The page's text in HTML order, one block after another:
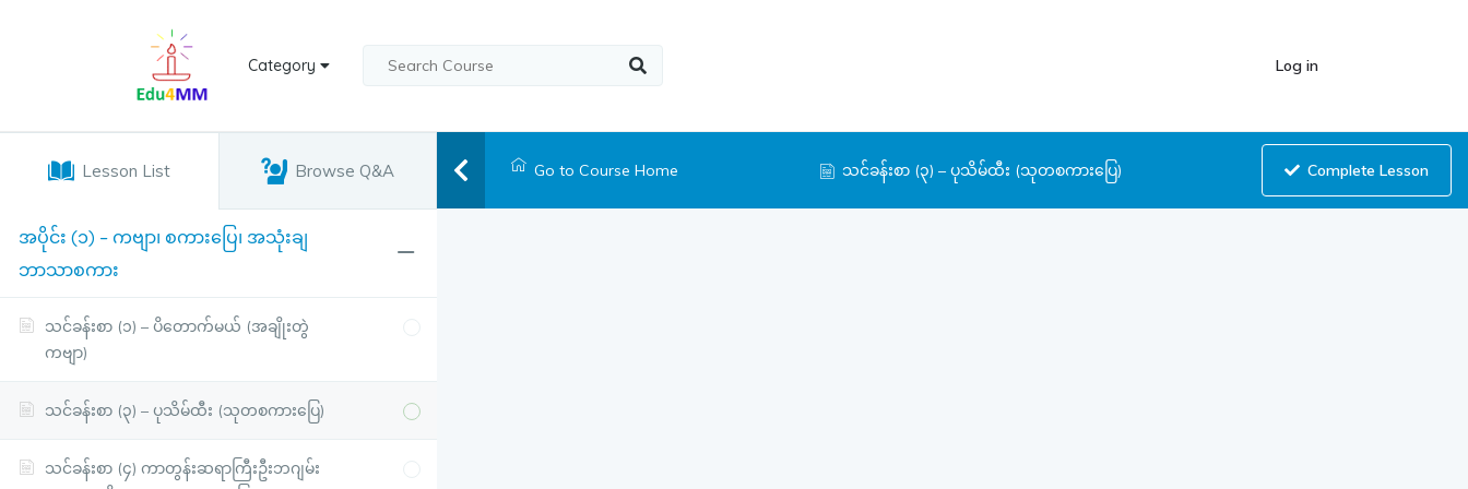
Category Log in
Lesson List Browse Q&A
အပိုင်း (၁) – ကဗျာ၊ စကားပြေ၊ အသုံးချ
ဘာသာစကား
သင်ခန်းစာ (၁) – ပိတောက်မယ် (အချိုးတွဲ
ကဗျာ)
သင်ခန်းစာ (၃) – ပုသိမ်ထီး (သုတစကားပြေ)
သင်ခန်းစာ (၄) ကာတွန်းဆရာကြီးဦးဘဂျမ်း
Go to Course Home သင်ခန်းစာ (၃) – ပုသိမ်ထီး (သုတစကားပြေ) Complete Lesson